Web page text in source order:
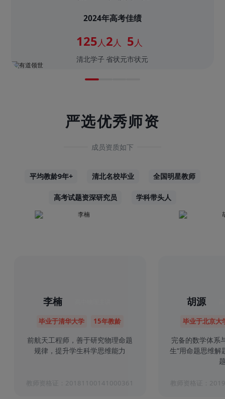
2024年高考佳绩
125人
清北学子
2人
省状元
5人
市状元
严选优秀师资
成员资质如下
平均教龄9年+ 清北名校毕业 全国明星教师
高考试题资深研究员 学科带头人
李楠
毕业于清华大学 15年教龄
前航天工程师，善于研究物理命题
规律，提升学生科学思维能力
教师资格证：20181100141000361
胡源
毕业于北京大
完备的数学体系
生“用命题思维
教师资格证：